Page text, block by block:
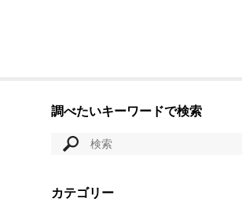
調べたいキーワードで検索
カテゴリー